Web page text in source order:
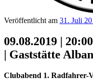
Veröffentlicht am 31. Juli
09.08.2019 |
| Gaststätte
Clubabend 1. Radfahrer-